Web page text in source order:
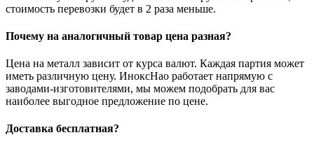
стоимость перевозки будет в 2 раза меньше.
Почему на аналогичный товар цена разная?
Цена на металл зависит от курса валют. Каждая партия может
иметь различную цену. ИноксНао работает напрямую с
заводами-изготовителями, мы можем подобрать для вас
наиболее выгодное предложение по цене.
Доставка бесплатная?